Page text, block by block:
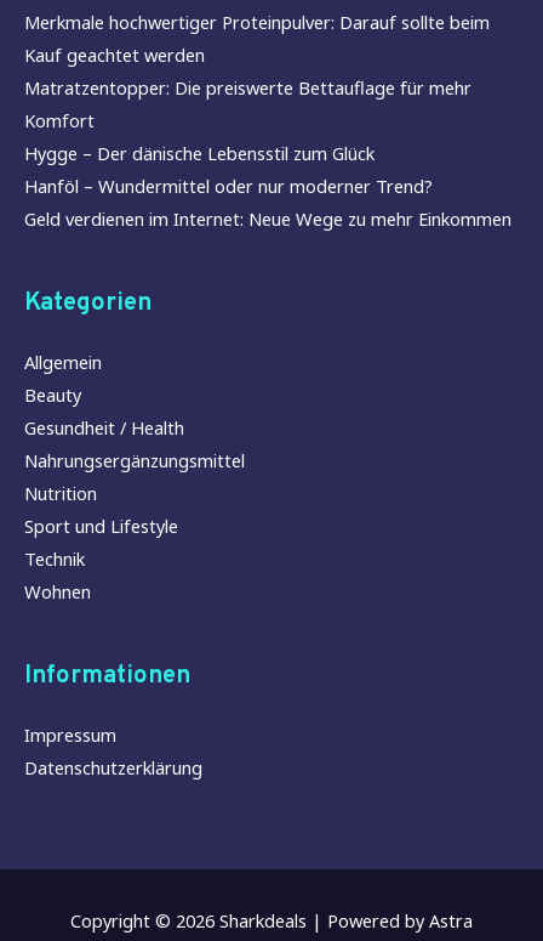
Merkmale hochwertiger Proteinpulver: Darauf sollte beim
Kauf geachtet werden
Matratzentopper: Die preiswerte Bettauflage für mehr
Komfort
Hygge – Der dänische Lebensstil zum Glück
Hanföl – Wundermittel oder nur moderner Trend?
Geld verdienen im Internet: Neue Wege zu mehr Einkommen
Kategorien
Allgemein
Beauty
Gesundheit / Health
Nahrungsergänzungsmittel
Nutrition
Sport und Lifestyle
Technik
Wohnen
Informationen
Impressum
Datenschutzerklärung
Copyright © 2026 Sharkdeals | Powered byAstra